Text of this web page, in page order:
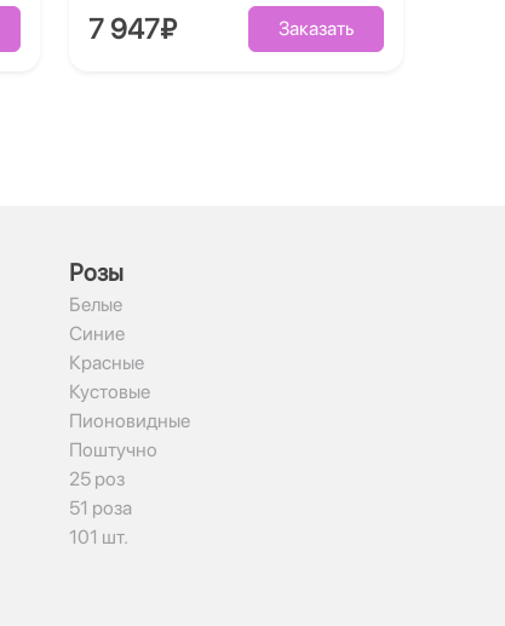
7 947₽ Заказать
Рoзы
Белые
Синие
Красные
Кустовые
Пионовидные
Поштучно
25 роз
51 роза
101 шт.